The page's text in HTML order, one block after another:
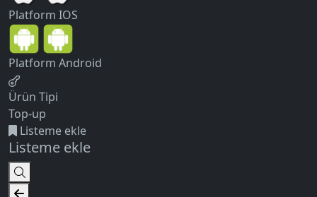
Platform IOS
Platform Android
Ürün Tipi
Top-up
Listeme ekle
Listeme ekle